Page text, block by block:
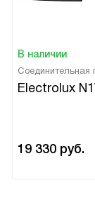
В наличии
Соединительная
Electrolux
19 330 руб.